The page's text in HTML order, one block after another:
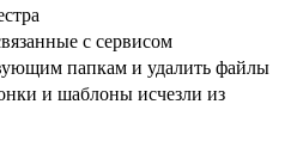
с сервисом
папкам и удалить файлы
и шаблоны исчезли из